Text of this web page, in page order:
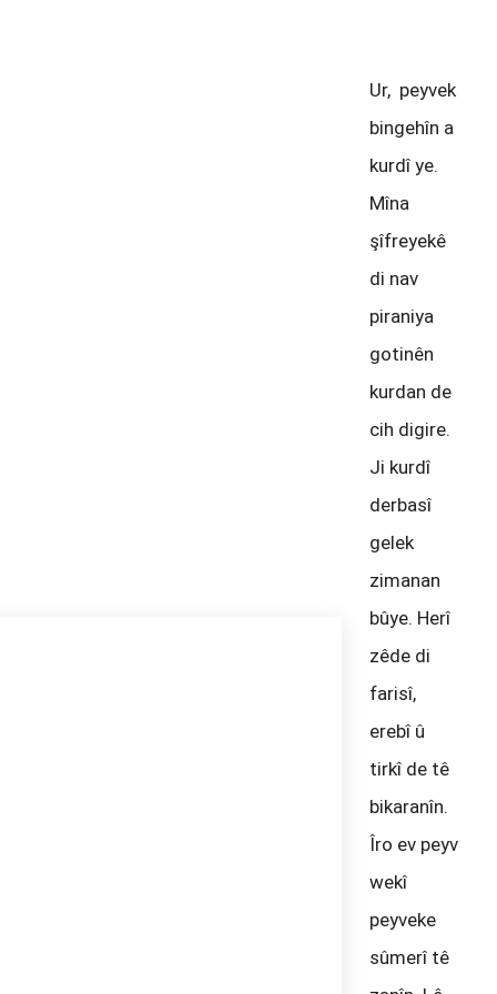
Ur, peyvek
bingehîn a
kurdî ye.
Mîna
şîfreyekê
di nav
piraniya
gotinên
kurdan de
cih digire.
Ji kurdî
derbasî
gelek
zimanan
bûye. Herî
zêde di
farisî,
erebî û
tirkî de tê
bikaranîn.
Îro ev peyv
wekî
peyveke
sûmerî tê